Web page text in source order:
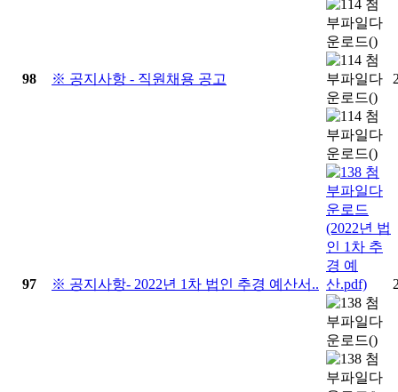
98 ※ 공지사항 - 직원채용 공고
97 ※ 공지사항- 2022년 1차 법인 추경 예산서..